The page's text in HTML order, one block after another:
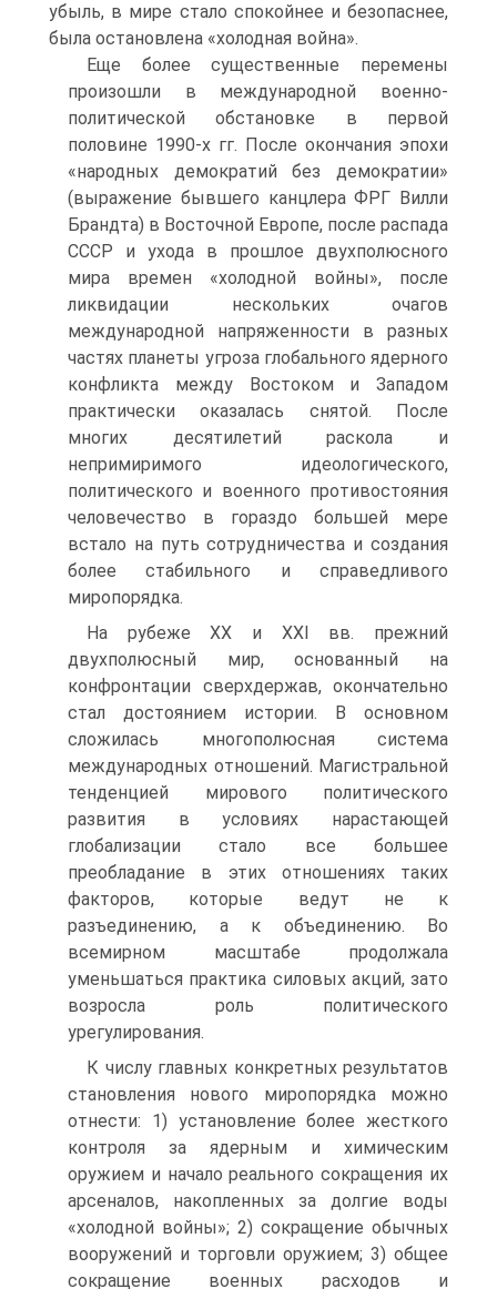
убыль, в мире стало спокойнее и безопаснее,
была остановлена «холодная война».
Еще более существенные перемены
произошли в международной военно-
политической обстановке в первой
половине 1990-х гг. После окончания эпохи
«народных демократий без демократии»
(выражение бывшего канцлера ФРГ Вилли
Брандта) в Восточной Европе, после распада
СССР и ухода в прошлое двухполюсного
мира времен «холодной войны», после
ликвидации нескольких очагов
международной напряженности в разных
частях планеты угроза глобального ядерного
конфликта между Востоком и Западом
практически оказалась снятой. После
многих десятилетий раскола и
непримиримого идеологического,
политического и военного противостояния
человечество в гораздо большей мере
встало на путь сотрудничества и создания
более стабильного и справедливого
миропорядка.
На рубеже XX и XXI вв. прежний
двухполюсный мир, основанный на
конфронтации сверхдержав, окончательно
стал достоянием истории. В основном
сложилась многополюсная система
международных отношений. Магистральной
тенденцией мирового политического
развития в условиях нарастающей
глобализации стало все большее
преобладание в этих отношениях таких
факторов, которые ведут не к
разъединению, а к объединению. Во
всемирном масштабе продолжала
уменьшаться практика силовых акций, зато
возросла роль политического
урегулирования.
К числу главных конкретных результатов
становления нового миропорядка можно
отнести: 1) установление более жесткого
контроля за ядерным и химическим
оружием и начало реального сокращения их
арсеналов, накопленных за долгие воды
«холодной войны»; 2) сокращение обычных
вооружений и торговли оружием; 3) общее
сокращение военных расходов и